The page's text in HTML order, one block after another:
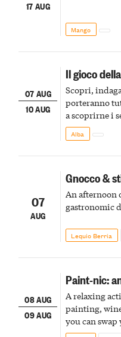
17 AUG
Mango
07 AUG
10 AUG
Il gioco
Scopri,
porteranno
a scoprirne i
Alba
07
AUG
Gnocco &
An afternoon
gastronomic
Lequio Berria
08 AUG
09 AUG
Paint-nic:
A relaxing
painting,
you can swap